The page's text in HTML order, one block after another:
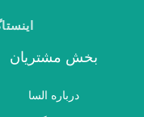
بخش مشتریان
درباره السا